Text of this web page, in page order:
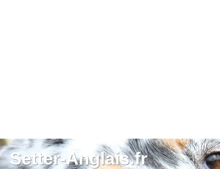
Setter-Anglais.fr